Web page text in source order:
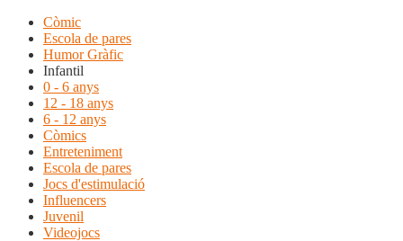
Còmic
Escola de pares
Humor Gràfic
Infantil
0 - 6 anys
12 - 18 anys
6 - 12 anys
Còmics
Entreteniment
Escola de pares
Jocs d'estimulació
Influencers
Juvenil
Videojocs